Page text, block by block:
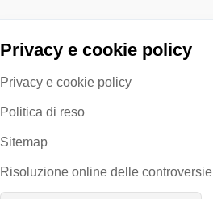
Privacy e cookie policy
Privacy e cookie policy
Politica di reso
Sitemap
Risoluzione online delle controversie